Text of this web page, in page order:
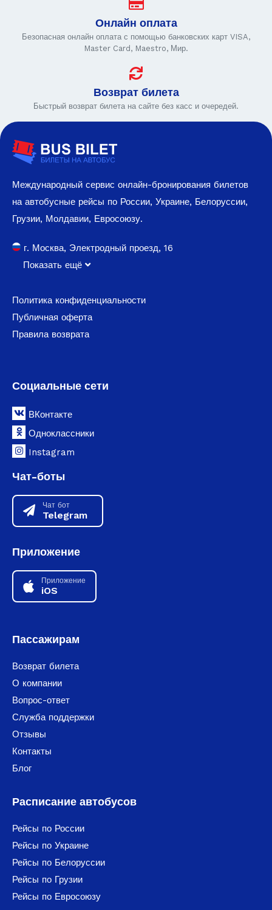
Онлайн оплата
Безопасная онлайн оплата с помощью банковских карт VISA,
Master Card, Maestro, Мир.
Возврат билета
Быстрый возврат билета на сайте без касс и очередей.
Международный сервис онлайн-бронирования билетов
на автобусные рейсы по России, Украине, Белоруссии,
Грузии, Молдавии, Евросоюзу.
г. Москва, Электродный проезд, 16
Показать ещё
Политика конфиденциальности
Публичная оферта
Правила возврата
Социальные сети
ВКонтакте
Одноклассники
Instagram
Чат-боты
Чат бот
Telegram
Приложение
Приложение
iOS
Пассажирам
Возврат билета
О компании
Вопрос-ответ
Служба поддержки
Отзывы
Контакты
Блог
Расписание автобусов
Рейсы по России
Рейсы по Украине
Рейсы по Белоруссии
Рейсы по Грузии
Рейсы по Евросоюзу